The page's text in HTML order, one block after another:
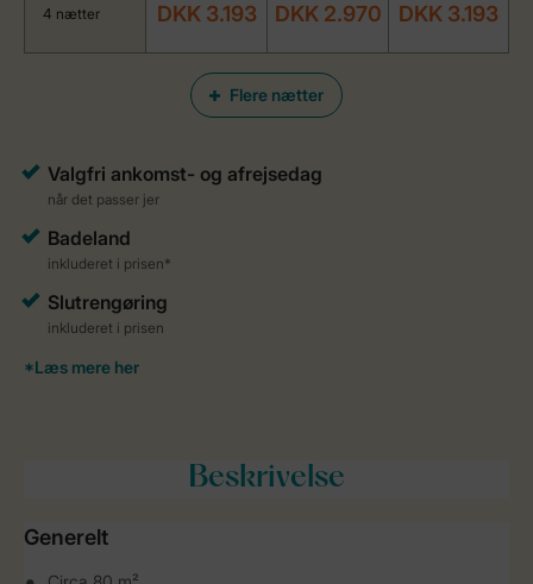
Flere nætter
4 nætter DKK 3.193 DKK 2.970 DKK 3.193
Beskrivelse
Generelt